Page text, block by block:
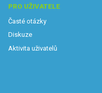
PRO UŽIVATELE
Časté otázky
Diskuze
Aktivita uživatelů